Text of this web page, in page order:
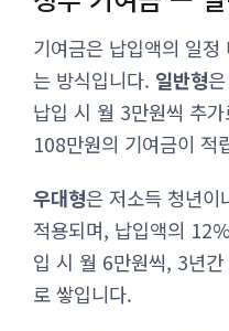
기여금은 납입액의 일
는 방식입니다. 일반형
납입 시 월 3만원씩 추
108만원의 기여금이 적
우대형은 저소득 청년이
적용되며, 납입액의
입 시 월 6만원씩, 3년
로 쌓입니다.